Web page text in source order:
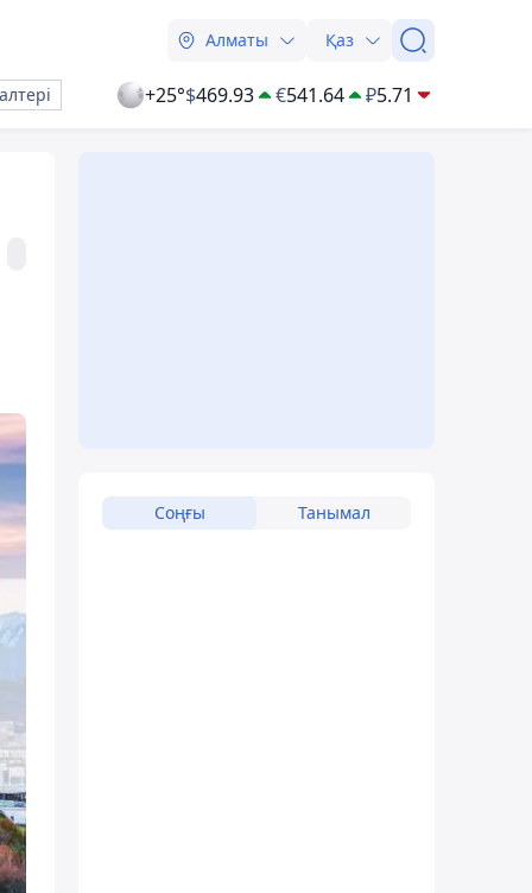
Алматы Қаз
+25°$469.93 €541.64 ₽5.71
Соңғы Танымал